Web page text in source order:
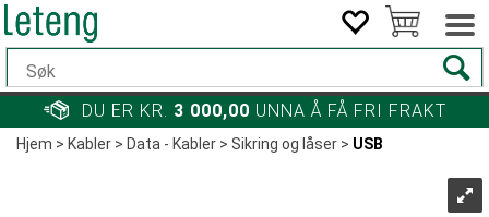
DU ER KR. 3 000,00 UNNA Å FÅ FRI FRAKT
Hjem>Kabler>Data - Kabler>Sikring og låser>USB